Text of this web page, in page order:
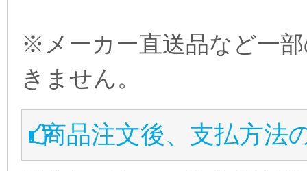
※メーカー直送品など一
きません。
商品注文後、支払方法